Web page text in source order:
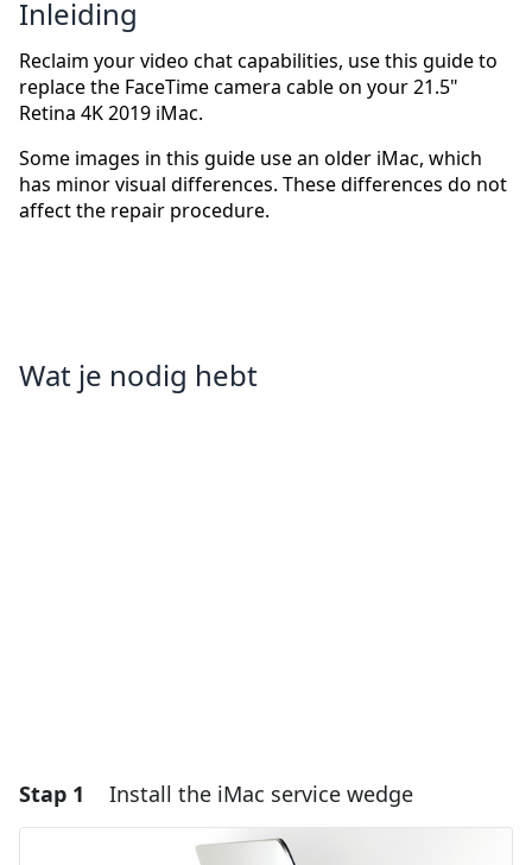
Inleiding
Reclaim your video chat capabilities, use this guide to
replace the FaceTime camera cable on your 21.5"
Retina 4K 2019 iMac.
Some images in this guide use an older iMac, which
has minor visual differences. These differences do not
affect the repair procedure.
Wat je nodig hebt
Stap 1 Install the iMac service wedge